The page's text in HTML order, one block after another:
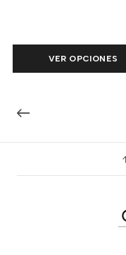
VER OPCIONES